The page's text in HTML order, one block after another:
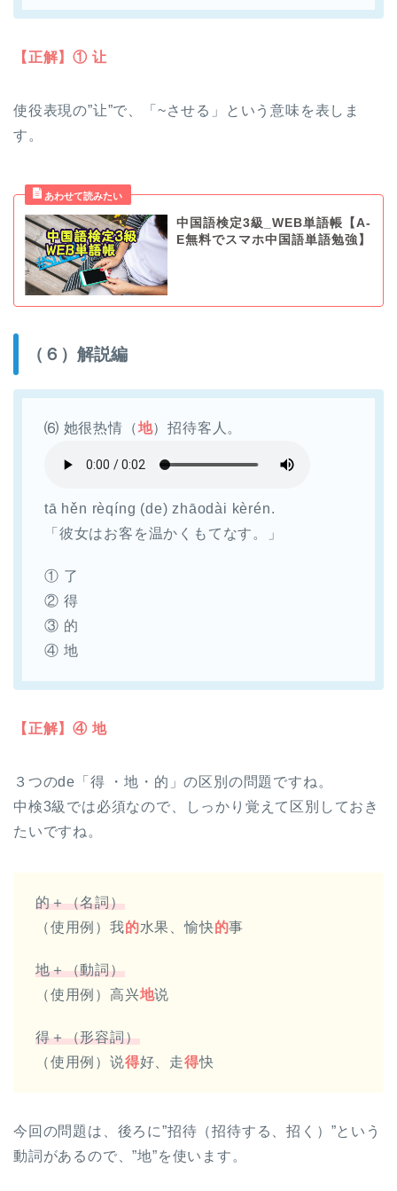
【正解】① 让
使役表現の”让”で、「~させる」という意味を表しま
す。
中国語検定3級_WEB単語帳【A-
E無料でスマホ中国語単語勉強】
（６）解説編
⑹ 她很热情（地）招待客人。
tā hěn rèqíng (de) zhāodài kèrén.
「彼女はお客を温かくもてなす。」
① 了
② 得
③ 的
④ 地
【正解】④ 地
３つのde「得 ・地・的」の区別の問題ですね。
中検3級では必須なので、しっかり覚えて区別しておき
たいですね。
的＋（名詞）
（使用例）我的水果、愉快的事
地＋（動詞）
（使用例）高兴地说
得＋（形容詞）
（使用例）说得好、走得快
今回の問題は、後ろに”招待（招待する、招く）”という
動詞があるので、”地”を使います。